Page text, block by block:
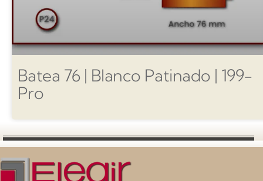
Batea 76 | Blanco Patinado | 199-
Pro